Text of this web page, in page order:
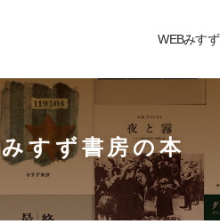
WEBみすず
みすず書房の本